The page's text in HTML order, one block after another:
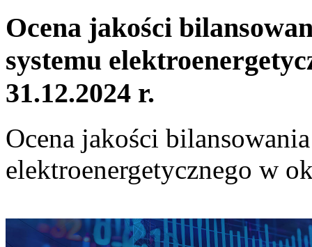
Ocena jakości
systemu
31.12.2024 r.
Ocena jakości
elektroenergetycznego w